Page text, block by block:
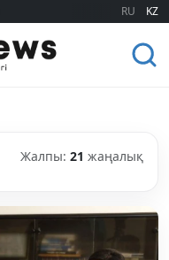
RU KZ
Жалпы: 21 жаңалық